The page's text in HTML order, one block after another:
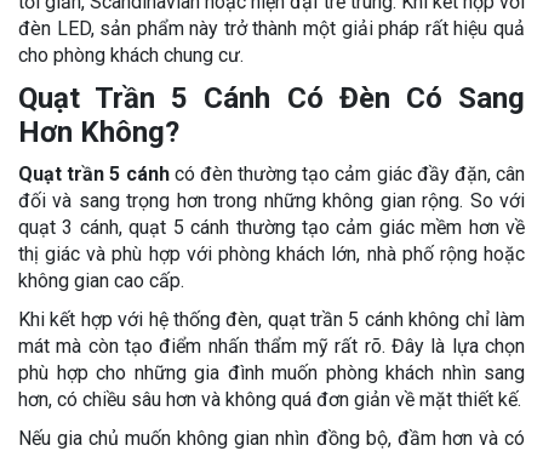
đèn LED, sản phẩm này trở thành một giải pháp rất hiệu quả
cho phòng khách chung cư.
Quạt Trần 5 Cánh Có Đèn Có Sang
Hơn Không?
Quạt trần 5 cánhcó đèn thường tạo cảm giác đầy đặn, cân
đối và sang trọng hơn trong những không gian rộng. So với
quạt 3 cánh, quạt 5 cánh thường tạo cảm giác mềm hơn về
thị giác và phù hợp với phòng khách lớn, nhà phố rộng hoặc
không gian cao cấp.
Khi kết hợp với hệ thống đèn, quạt trần 5 cánh không chỉ làm
mát mà còn tạo điểm nhấn thẩm mỹ rất rõ. Đây là lựa chọn
phù hợp cho những gia đình muốn phòng khách nhìn sang
hơn, có chiều sâu hơn và không quá đơn giản về mặt thiết kế.
Nếu gia chủ muốn không gian nhìn đồng bộ, đầm hơn và có